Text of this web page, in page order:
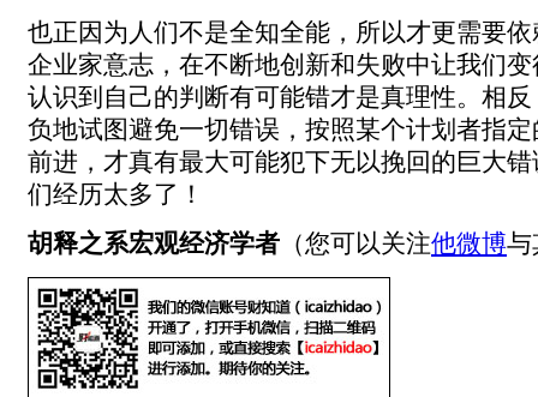
也正因为人们不是全知全能，所以才更需要
企业家意志，在不断地创新和失败中让我们
认识到自己的判断有可能错才是真理性。相
负地试图避免一切错误，按照某个计划者指
前进，才真有最大可能犯下无以挽回的巨大
们经历太多了！
胡释之系宏观经济学者 （您可以关注他微博与